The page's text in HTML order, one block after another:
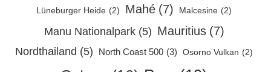
Lüneburger Heide (2) Mahé (7) Malcesine (2)
Manu Nationalpark (5) Mauritius (7)
Nordthailand (5) North Coast 500 (3) Osorno Vulkan (2)